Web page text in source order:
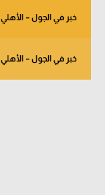
خبر في الجول –
خبر في الجول –